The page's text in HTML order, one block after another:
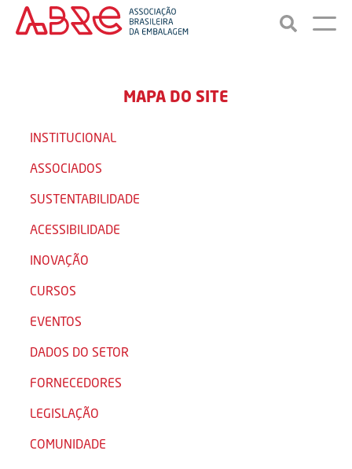
MAPA DO SITE
INSTITUCIONAL
ASSOCIADOS
SUSTENTABILIDADE
ACESSIBILIDADE
INOVAÇÃO
CURSOS
EVENTOS
DADOS DO SETOR
FORNECEDORES
LEGISLAÇÃO
COMUNIDADE